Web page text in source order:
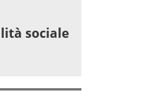
sociale